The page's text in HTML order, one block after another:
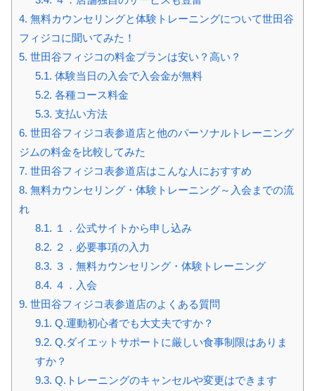
4. 無料カウンセリングと体験トレーニングについて世田谷
フィジコに聞いてみた！
5. 世田谷フィジコの料金プランは安い？高い？
5.1. 体験当日の入会で入会金が無料
5.2. 各種コース料金
5.3. 支払い方法
6. 世田谷フィジコ表参道店と他のパーソナルトレーニング
ジムの料金を比較してみた
7. 世田谷フィジコ表参道店はこんな人におすすめ
8. 無料カウンセリング・体験トレーニング～入会までの流
れ
8.1. １．公式サイトから申し込み
8.2. ２．必要事項の入力
8.3. ３．無料カウンセリング・体験トレーニング
8.4. ４．入会
9. 世田谷フィジコ表参道店のよくある質問
9.1. Q.運動初心者でも大丈夫ですか？
9.2. Q.ダイエットサポートに厳しい食事制限はありま
すか？
9.3. Q.トレーニングのキャンセルや変更はできます